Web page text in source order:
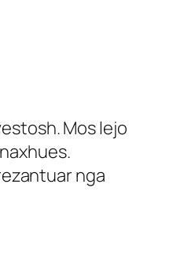
Mos lejo
nga